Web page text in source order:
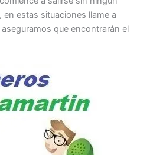
estas situaciones llame a
aseguramos que encontrarán el